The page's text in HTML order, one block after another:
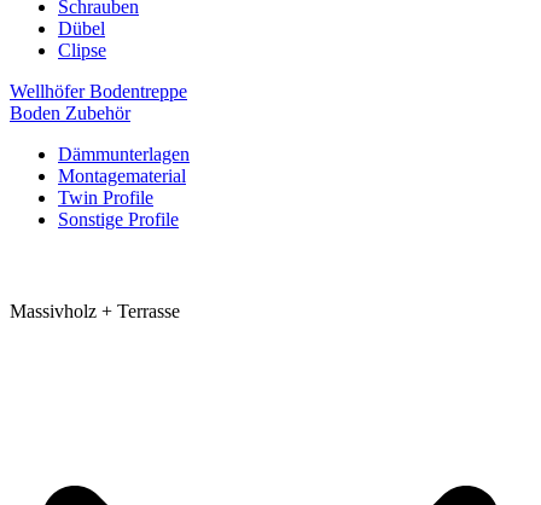
Schrauben
Dübel
Clipse
Wellhöfer Bodentreppe
Boden Zubehör
Dämmunterlagen
Montagematerial
Twin Profile
Sonstige Profile
Massivholz + Terrasse